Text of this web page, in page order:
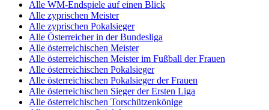
Alle WM-Endspiele auf einen Blick
Alle zyprischen Meister
Alle zyprischen Pokalsieger
Alle Österreicher in der Bundesliga
Alle österreichischen Meister
Alle österreichischen Meister im Fußball der Frauen
Alle österreichischen Pokalsieger
Alle österreichischen Pokalsieger der Frauen
Alle österreichischen Sieger der Ersten Liga
Alle österreichischen Torschützenkönige